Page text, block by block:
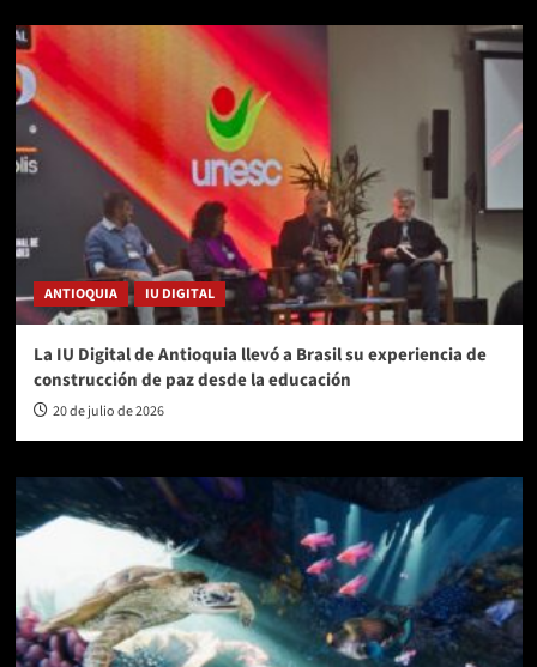
ANTIOQUIA IU DIGITAL
La IU Digital de Antioquia llevó a Brasil su experiencia de
construcción de paz desde la educación
20 de julio de 2026